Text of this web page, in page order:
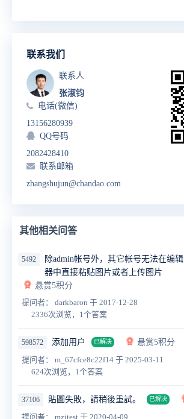
联系我们
联系人
张淑钧
电话(微信)
13156280939
QQ号码
2082428410
联系邮箱
zhangshujun@chandao.com
其他相关问答
5492
除admin帐号外，其它帐号无法在编辑
器中直接粘贴图片或者上传图片
悬赏5积分
提问者： darkbaron 于 2017-12-28
2336次浏览，1个答案
598572 添加用户 已解决
悬赏5积分
提问者： m_67cfce8c22f14 于 2025-03-11
624次浏览，1个答案
37106 貼圖失敗，請稍後重試。 已解决
提问者： mzjtest 于 2020-04-09